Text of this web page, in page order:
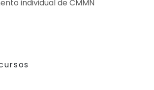
individual de CMMN